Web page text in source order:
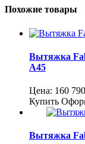
Похожие товары
Вытяжка
A45
Цена: 160 790
Купить
Вытяжка